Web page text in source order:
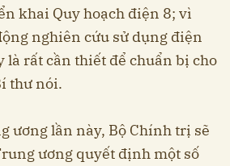
khai Quy hoạch điện 8; vì
nghiên cứu sử dụng điện
là rất cần thiết để chuẩn bị cho
thư nói.
ương lần này, Bộ Chính trị sẽ
ương quyết định một số